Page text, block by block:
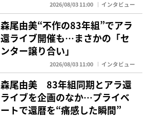
2026/08/03 11:00 インタビュー
森尾由美“不作の83年組”でアラ
還ライブ開催も…まさかの「セ
ンター譲り合い」
2026/08/03 11:00 インタビュー
森尾由美 83年組同期とアラ還
ライブを企画のなか…プライベ
ートで還暦を“痛感した瞬間”